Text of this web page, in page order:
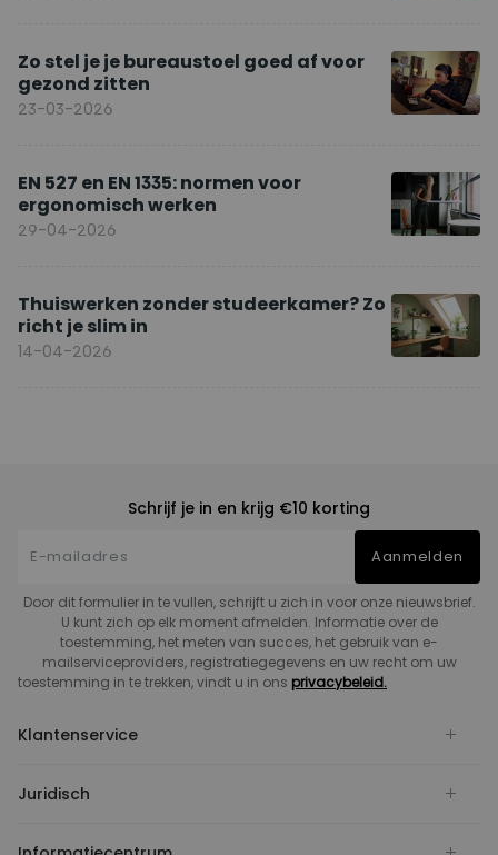
Zo stel je je bureaustoel goed af voor
gezond zitten
23-03-2026
EN 527 en EN 1335: normen voor
ergonomisch werken
29-04-2026
Thuiswerken zonder studeerkamer? Zo
richt je slim in
14-04-2026
Schrijf je in en krijg €10 korting
Aanmelden
Door dit formulier in te vullen, schrijft u zich in voor onze nieuwsbrief.
U kunt zich op elk moment afmelden. Informatie over de
toestemming, het meten van succes, het gebruik van e-
mailserviceproviders, registratiegegevens en uw recht om uw
toestemming in te trekken, vindt u in ons privacybeleid.
Klantenservice
Juridisch